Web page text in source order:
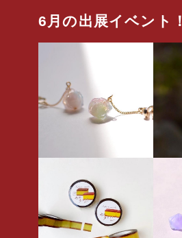
6月の出展イベント！